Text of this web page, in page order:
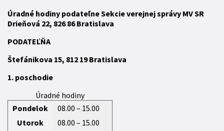
Úradné hodiny podateľne Sekcie verejnej správy MV SR
Drieňová 22, 826 86 Bratislava
PODATEĽŇA
Štefánikova 15, 812 19Bratislava
1. poschodie
Úradné hodiny
Pondelok
08.00 – 15.00
Utorok
08.00 – 15.00